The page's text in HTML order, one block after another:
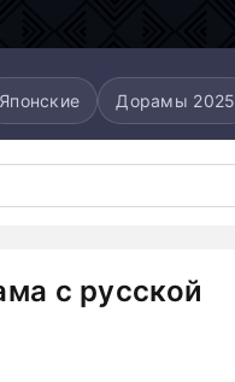
Японские Дорамы 2025
с русской